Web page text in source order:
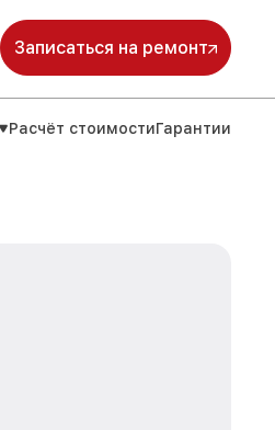
Записаться на ремонт
Расчёт стоимостиГарантии